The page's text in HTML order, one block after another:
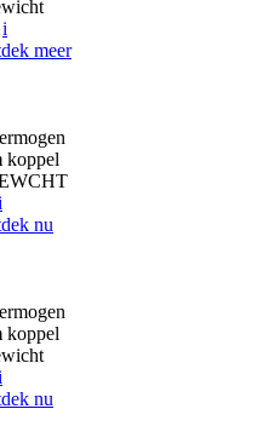
i
meer
koppel
nu
koppel
nu